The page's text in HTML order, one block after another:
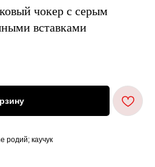
чокер с серым
вставками
родий; каучук